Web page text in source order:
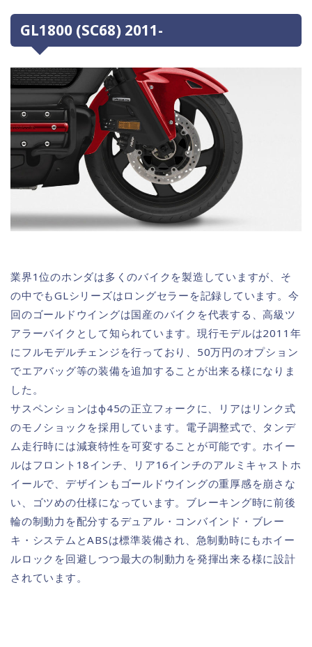
GL1800 (SC68) 2011-
業界1位のホンダは多くのバイクを製造していますが、そ
の中でもGLシリーズはロングセラーを記録しています。今
回のゴールドウイングは国産のバイクを代表する、高級ツ
アラーバイクとして知られています。現行モデルは2011年
にフルモデルチェンジを行っており、50万円のオプション
でエアバッグ等の装備を追加することが出来る様になりま
した。
サスペンションはφ45の正立フォークに、リアはリンク式
のモノショックを採用しています。電子調整式で、タンデ
ム走行時には減衰特性を可変することが可能です。ホイー
ルはフロント18インチ、リア16インチのアルミキャストホ
イールで、デザインもゴールドウイングの重厚感を崩さな
い、ゴツめの仕様になっています。ブレーキング時に前後
輪の制動力を配分するデュアル・コンバインド・ブレー
キ・システムとABSは標準装備され、急制動時にもホイー
ルロックを回避しつつ最大の制動力を発揮出来る様に設計
されています。